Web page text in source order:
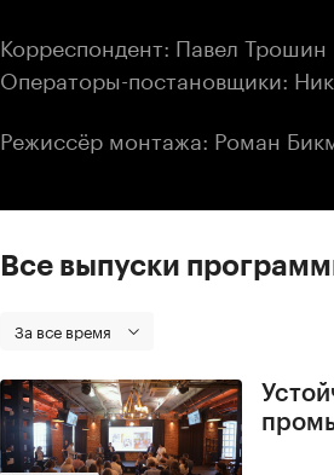
Корреспондент: Павел Трошин
Операторы-постановщики:
Режиссёр монтажа: Роман
Все выпуски
За все время